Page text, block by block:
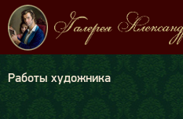
Работы художника